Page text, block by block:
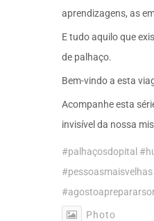
aprendizagens, as
E tudo aquilo que
de palhaço.
Bem-vindo a esta
Acompanhe esta
invisível da nossa
#palhaçosdopital
#pessoasmaisvelhas
Photo